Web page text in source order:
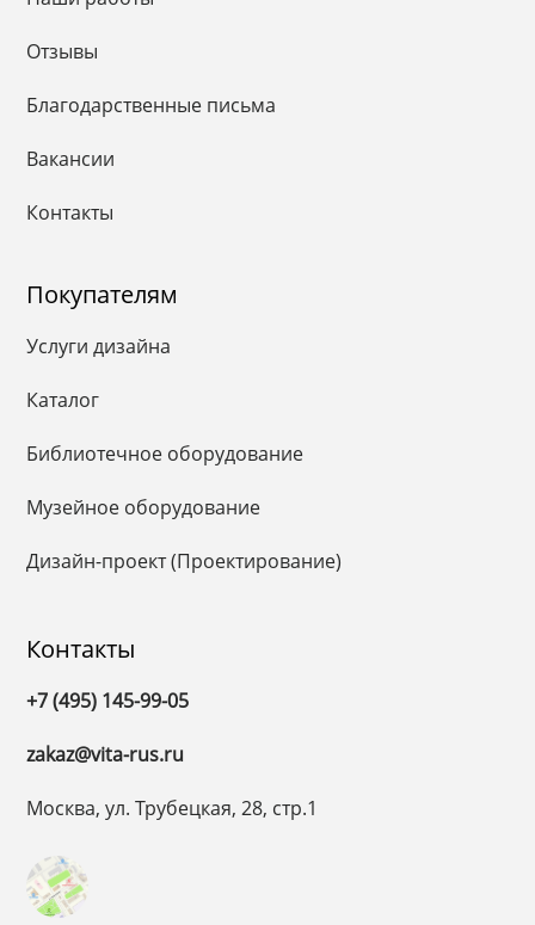
Отзывы
Благодарственные письма
Вакансии
Контакты
Покупателям
Услуги дизайна
Каталог
Библиотечное оборудование
Музейное оборудование
Дизайн-проект (Проектирование)
Контакты
+7 (495) 145-99-05
zakaz@vita-rus.ru
Москва, ул. Трубецкая, 28, стр.1